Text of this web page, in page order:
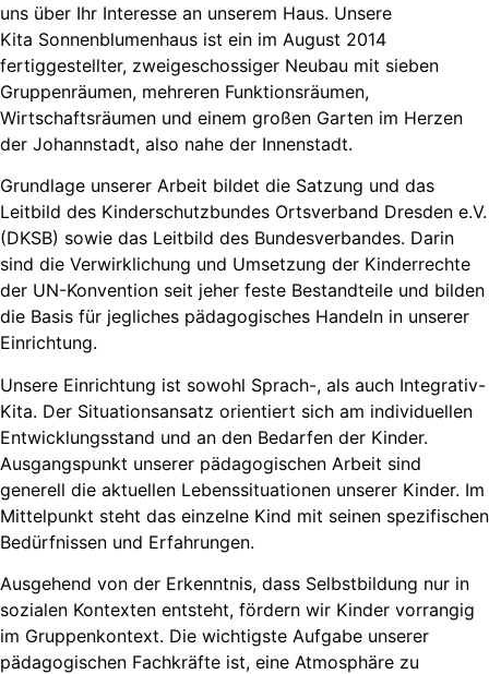
uns über Ihr Interesse an unserem Haus. Unsere
Kita Sonnenblumenhaus ist ein im August 2014
fertiggestellter, zweigeschossiger Neubau mit sieben
Gruppenräumen, mehreren Funktionsräumen,
Wirtschaftsräumen und einem großen Garten im Herzen
der Johannstadt, also nahe der Innenstadt.
Grundlage unserer Arbeit bildet die Satzung und das
Leitbild des Kinderschutzbundes Ortsverband Dresden e.V.
(DKSB) sowie das Leitbild des Bundesverbandes. Darin
sind die Verwirklichung und Umsetzung der Kinderrechte
der UN-Konvention seit jeher feste Bestandteile und bilden
die Basis für jegliches pädagogisches Handeln in unserer
Einrichtung.
Unsere Einrichtung ist sowohl Sprach-, als auch Integrativ-
Kita. Der Situationsansatz orientiert sich am individuellen
Entwicklungsstand und an den Bedarfen der Kinder.
Ausgangspunkt unserer pädagogischen Arbeit sind
generell die aktuellen Lebenssituationen unserer Kinder. Im
Mittelpunkt steht das einzelne Kind mit seinen spezifischen
Bedürfnissen und Erfahrungen.
Ausgehend von der Erkenntnis, dass Selbstbildung nur in
sozialen Kontexten entsteht, fördern wir Kinder vorrangig
im Gruppenkontext. Die wichtigste Aufgabe unserer
pädagogischen Fachkräfte ist, eine Atmosphäre zu